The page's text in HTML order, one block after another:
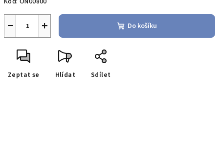
+
− Do košíku
Zeptat se Hlídat Sdílet